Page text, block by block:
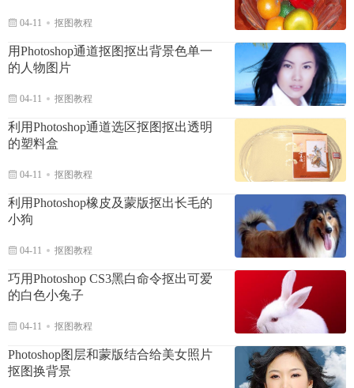
04-11 抠图教程
用Photoshop通道抠图抠出背景色单一
的人物图片
04-11 抠图教程
利用Photoshop通道选区抠图抠出透明
的塑料盒
04-11 抠图教程
利用Photoshop橡皮及蒙版抠出长毛的
小狗
04-11 抠图教程
巧用Photoshop CS3黑白命令抠出可爱
的白色小兔子
04-11 抠图教程
Photoshop图层和蒙版结合给美女照片
抠图换背景